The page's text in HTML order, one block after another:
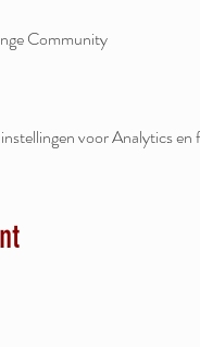
Community
voor Analytics